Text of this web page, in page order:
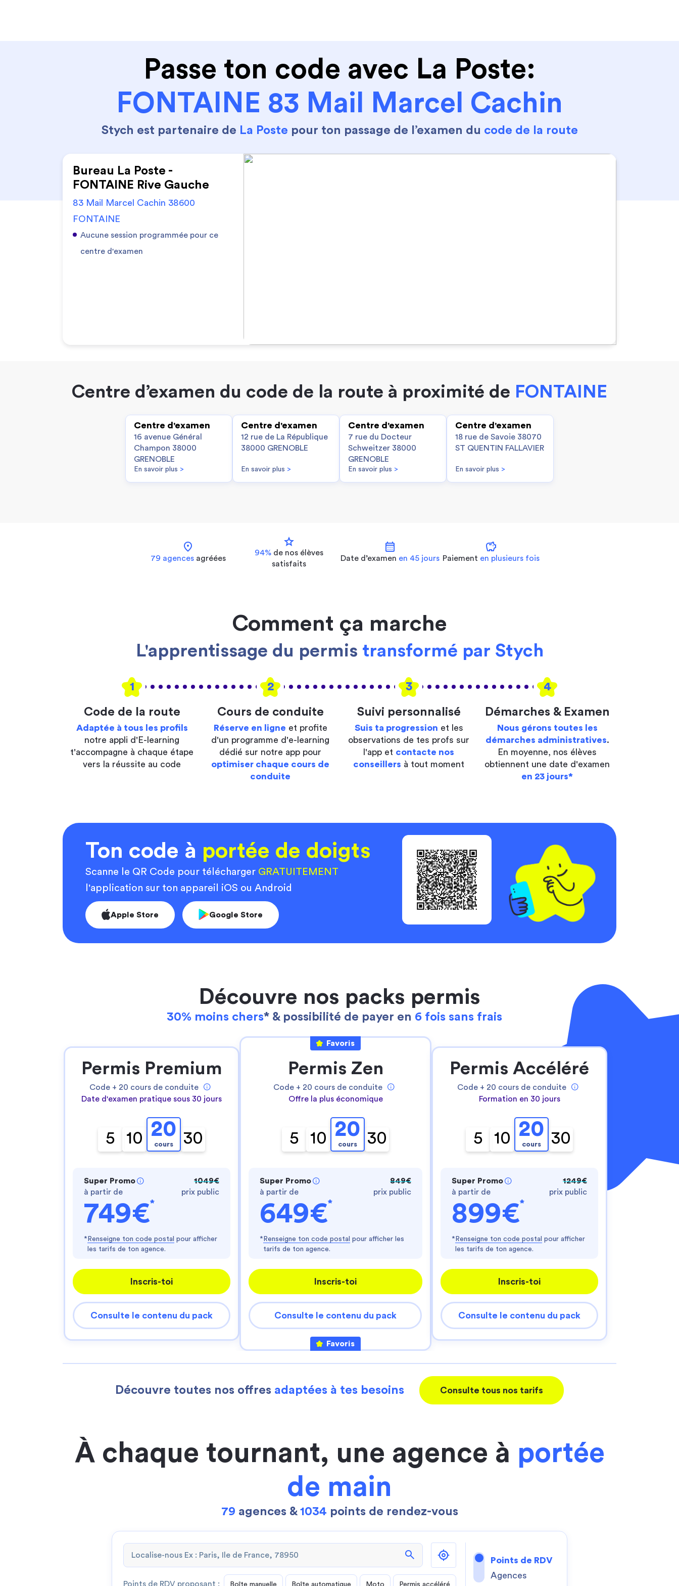
Ta gestion des cookies
expérience sur notre site
web est une priorité!
Nous utilisons des cookies pour:
- réaliser des statistiques anonymes
- te fournir un service personnalisé
- améliorer ton expérience d'utilisateur
- personnaliser les annonces
Lire la politique de confidentialité
Consentements certifiés par
Je choisis
Axeptio consent
Plateforme de Gestion du Consentement : Personnalisez vos Options
Notre plateforme vous permet d'adapter et de gérer vos paramètres de confidentialité, en
Passe ton code avec La Poste:
FONTAINE 83 Mail Marcel Cachin
Stych est partenaire de La Poste pour ton passage de l’examen du code de la route
Bureau La Poste -
FONTAINE Rive Gauche
83 Mail Marcel Cachin 38600
FONTAINE
Aucune session programmée pour ce
centre d'examen
Centre d’examen du code de la route à proximité de FONTAINE
Centre d'examen
16 avenue Général
Champon 38000
GRENOBLE
En savoir plus >
Centre d'examen
12 rue de La République
38000 GRENOBLE
En savoir plus >
Centre d'examen
7 rue du Docteur
Schweitzer 38000
GRENOBLE
En savoir plus >
Centre d'examen
18 rue de Savoie 38070
ST QUENTIN FALLAVIER
En savoir plus >
location_on
79 agences agréées
star
94% de nos élèves
satisfaits
calendar_month
Date d’examen en 45 jours
savings
Paiement en plusieurs fois
Comment ça marche
L'apprentissage du permis transformé par Stych
1 2 3 4
Code de la route
Adaptée à tous les profils
notre appli d'E-learning
t'accompagne à chaque étape
vers la réussite au code
Cours de conduite
Réserve en ligne et profite
d'un programme d'e-learning
dédié sur notre app pour
optimiser chaque cours de
conduite
Suivi personnalisé
Suis ta progression et les
observations de tes profs sur
l'app et contacte nos
conseillers à tout moment
Démarches & Examen
Nous gérons toutes les
démarches administratives.
En moyenne, nos élèves
obtiennent une date d'examen
en 23 jours*
Ton code à portée de doigts
Scanne le QR Code pour télécharger GRATUITEMENT
l'application sur ton appareil iOS ou Android
Apple Store Google Store
Découvre nos packs permis
30% moins chers* & possibilité de payer en 6 fois sans frais
Permis Premium
Code + 20 cours de conduite
Date d'examen pratique sous 30 jours
5 10 20
cours 30
Super Promo
à partir de
749€*
1049€
prix public
* Renseigne ton code postal pour afficher
les tarifs de ton agence.
Inscris-toi
Consulte le contenu du pack
Favoris
Permis Zen
Code + 20 cours de conduite
Offre la plus économique
5 10 20
cours 30
Super Promo
à partir de
649€*
849€
prix public
* Renseigne ton code postal pour afficher les
tarifs de ton agence.
Inscris-toi
Consulte le contenu du pack
Favoris
Permis Accéléré
Code + 20 cours de conduite
Formation en 30 jours
5 10 20
cours 30
Super Promo
à partir de
899€*
1249€
prix public
* Renseigne ton code postal pour afficher
les tarifs de ton agence.
Inscris-toi
Consulte le contenu du pack
Découvre toutes nos offres adaptées à tes besoins Consulte tous nos tarifs
À chaque tournant, une agence à portée
de main
79 agences & 1034 points de rendez-vous
search
Points de RDV proposant : Boîte manuelle Boîte automatique Moto Permis accéléré
Points de RDV
Agences